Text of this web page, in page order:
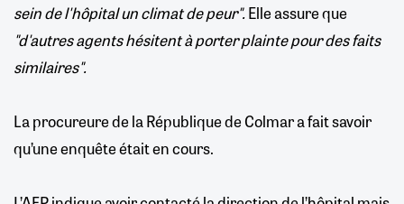
sein de l'hôpital un climat de peur".Elle assure que
"d'autres agents hésitent à porter plainte pour des faits
similaires".
La procureure de la République de Colmar a fait savoir
qu’une enquête était en cours.